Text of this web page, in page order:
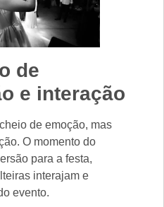
de
e interação
de emoção, mas
O momento do
para a festa,
interajam e
evento.